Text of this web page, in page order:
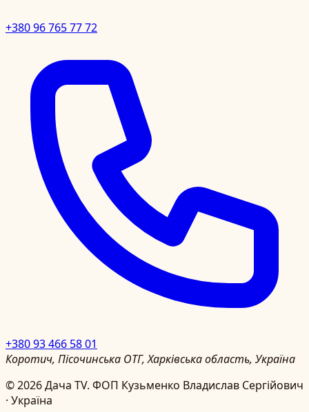
+380 96 765 77 72
+380 93 466 58 01
Коротич, Пісочинська ОТГ, Харківська область, Україна
©2026Дача TV. ФОП Кузьменко Владислав Сергійович
· Україна